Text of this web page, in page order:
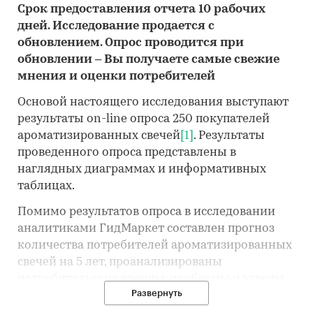
Срок предоставления отчета 10 рабочих
дней. Исследование продается с
обновлением. Опрос проводится при
обновлении – Вы получаете самые свежие
мнения и оценки потребителей
Основой настоящего исследования выступают
результаты on-line опроса 250 покупателей
ароматизированных свечей [1] . Результаты
проведенного опроса представлены в
наглядных диаграммах и информативных
таблицах.
Помимо результатов опроса в исследовании
аналитиками ГидМаркет составлен прогноз
количества потребителей ароматизированных
свечей на 5 лет, проанализированы
потребительские тренды, проблемы и угрозы
рынка, драйверы и тренды рынка.
Развернуть